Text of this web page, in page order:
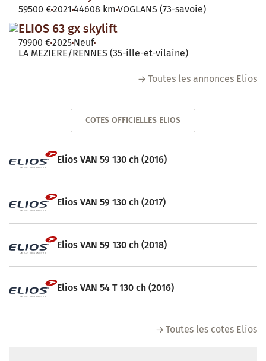
59500 €2021 44608 km VOGLANS (73-savoie)
ELIOS 63 gx skylift
79900 €2025 Neuf
LA MEZIERE/RENNES (35-ille-et-vilaine)
Toutes les annonces Elios
COTES OFFICIELLES ELIOS
Elios VAN 59 130 ch (2016)
Elios VAN 59 130 ch (2017)
Elios VAN 59 130 ch (2018)
Elios VAN 54 T 130 ch (2016)
Toutes les cotes Elios